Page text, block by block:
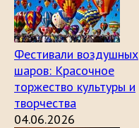
Фестивали воздушных
шаров: Красочное
торжество культуры и
творчества
04.06.2026